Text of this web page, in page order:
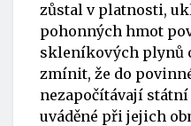
zůstal v platnosti,
pohonných hmot
skleníkových plynů
zmínit, že do
nezapočítávají
uváděné při jejich